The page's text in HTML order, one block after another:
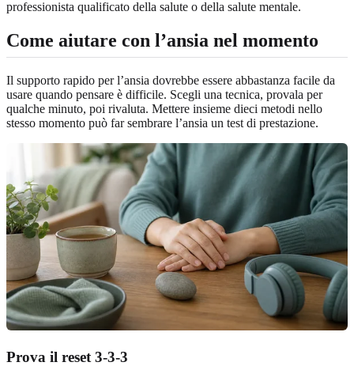
professionista qualificato della salute o della salute mentale.
Come aiutare con l’ansia nel momento
Il supporto rapido per l’ansia dovrebbe essere abbastanza facile da
usare quando pensare è difficile. Scegli una tecnica, provala per
qualche minuto, poi rivaluta. Mettere insieme dieci metodi nello
stesso momento può far sembrare l’ansia un test di prestazione.
Prova il reset 3-3-3